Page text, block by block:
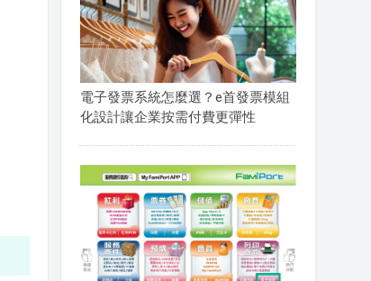
電子發票系統怎麼選？e首發票模組
化設計讓企業按需付費更彈性